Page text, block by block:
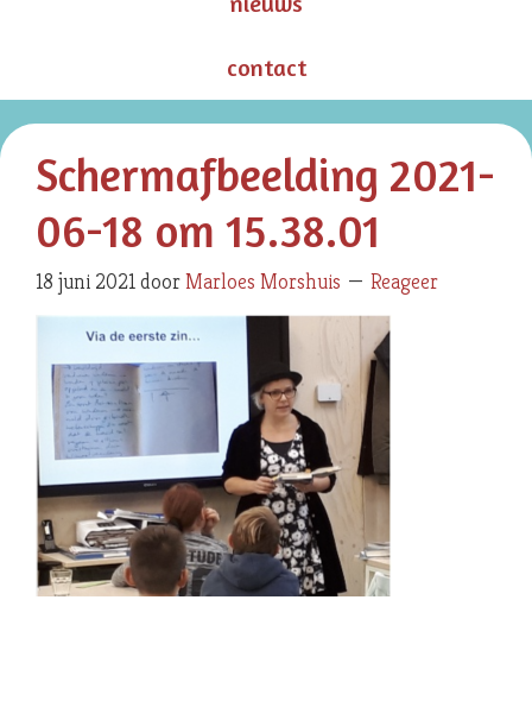
contact
Schermafbeelding 2021-
06-18 om 15.38.01
18 juni 2021doorMarloes Morshuis Reageer